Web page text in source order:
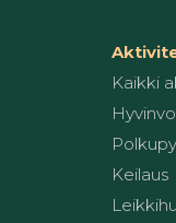
Kaikki
Keilaus